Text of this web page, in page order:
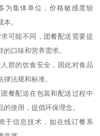
为集体单位，价格敏感度较
。
可能不同，团餐配送需要提
口味和营养需求。
群的饮食安全，因此对食品
法规和标准。
餐配送在包装和配送过程中
使用，提倡环保理念。
于信息技术，如在线订餐系